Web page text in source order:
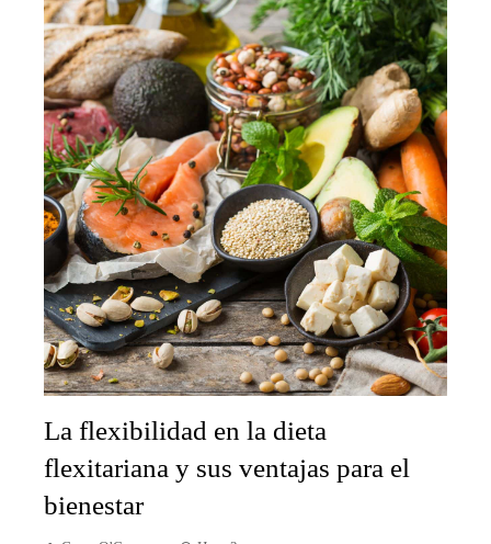
La flexibilidad en la dieta
flexitariana y sus ventajas para el
bienestar